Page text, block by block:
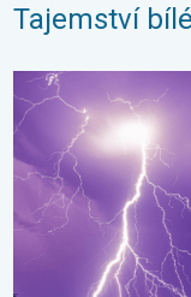
Tajemství
Červnové